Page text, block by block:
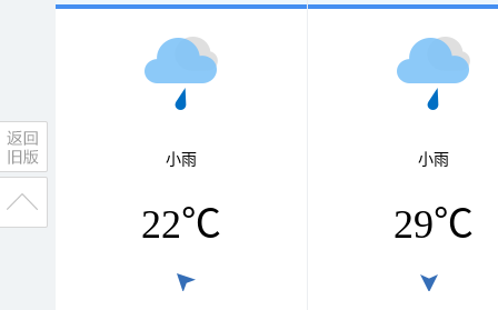
小雨
22℃
小雨
29℃